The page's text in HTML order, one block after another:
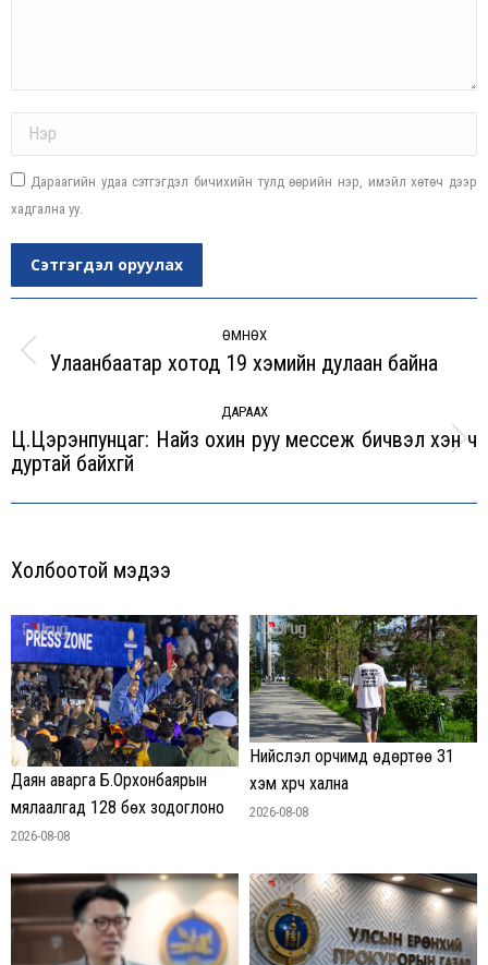
Дараагийн удаа сэтгэгдэл бичихийн тулд өөрийн нэр, имэйл хөтөч дээр
хадгална уу.
Сэтгэгдэл оруулах
navigation
ӨМНӨХ
Previous
Улаанбаатар хотод 19 хэмийн дулаан байна
ДАРААХ
Next
Ц.Цэрэнпунцаг: Найз охин руу мессеж бичвэл хэн ч
дуртай байхгүй
Холбоотой мэдээ
Даян аварга Б.Орхонбаярын
мялаалгад 128 бөх зодоглоно
2026-08-08
Нийслэл орчимд өдөртөө 31
хэм хүрч хална
2026-08-08